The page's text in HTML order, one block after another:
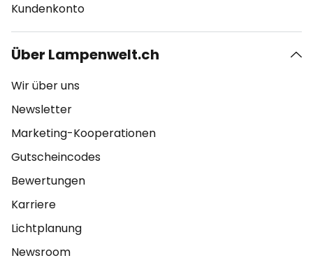
Kundenkonto
Über Lampenwelt.ch
Wir über uns
Newsletter
Marketing-Kooperationen
Gutscheincodes
Bewertungen
Karriere
Lichtplanung
Newsroom